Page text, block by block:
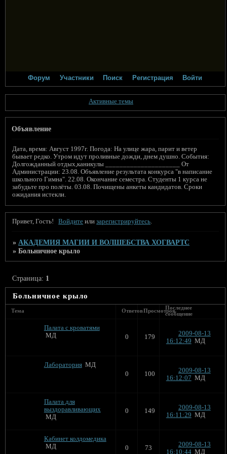
Форум Участники Поиск Регистрация Войти
Активные темы
Объявление
Дата, время: Август 1997г. Погода: На улице жара, парит и ветер
бывает редко. Утром идут проливные дожди, днем душно. События:
Долгожданный отдых,каникулы _____________________ От
Администрации: 23.08. Объявление результата конкурса "в написание
школьного Гимна". 22.08. Окончание семестра. Студенты 1 курса не
забудьте про полёты. 03.08. Почищены анкеты кандидатов. Сроки
ожидания истекли.
Привет, Гость! Войдите илизарегистрируйтесь.
» АКАДЕМИЯ МАГИИ И ВОЛШЕБСТВА ХОГВАРТС
»Больничное крыло
Больничное крыло
Страница: 1
Тема ОтветовПросмотровПоследнее
сообщение
Палата с кроватями
МД
0 179
2009-08-13
16:12:49 МД
Лаборатория МД
0
100
2009-08-13
16:12:07 МД
Палата для
выздоравливающих
МД
0 149
2009-08-13
16:11:29 МД
Кабинет колдомедика
МД
0 73
2009-08-13
16:10:44 МД